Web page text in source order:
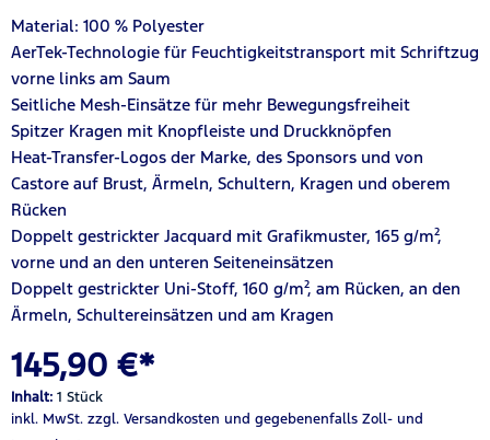
Material: 100 % Polyester
AerTek-Technologie für Feuchtigkeitstransport mit Schriftzug
vorne links am Saum
Seitliche Mesh-Einsätze für mehr Bewegungsfreiheit
Spitzer Kragen mit Knopfleiste und Druckknöpfen
Heat-Transfer-Logos der Marke, des Sponsors und von
Castore auf Brust, Ärmeln, Schultern, Kragen und oberem
Rücken
Doppelt gestrickter Jacquard mit Grafikmuster, 165 g/m²,
vorne und an den unteren Seiteneinsätzen
Doppelt gestrickter Uni-Stoff, 160 g/m², am Rücken, an den
Ärmeln, Schultereinsätzen und am Kragen
145,90 €*
Inhalt: 1 Stück
inkl. MwSt. zzgl. Versandkosten und gegebenenfalls Zoll- und